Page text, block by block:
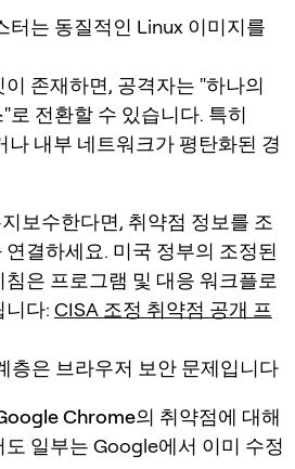
터는 동질적인 Linux 이미지를
존재하면, 공격자는 "하나의
로 전환할 수 있습니다. 특히
나 내부 네트워크가 평탄화된 경
보수한다면, 취약점 정보를 조
결하세요. 미국 정부의 조정된
은 프로그램 및 대응 워크플로
니다: CISA 조정 취약점 공개 프
층은 브라우저 보안 문제입니다
Chrome의 취약점에 대해
일부는 Google에서 이미 수정